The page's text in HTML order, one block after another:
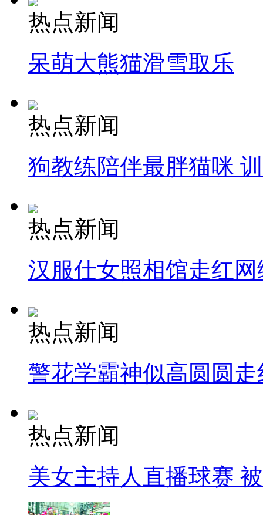
热点新闻
呆萌大熊猫滑雪取乐
热点新闻
狗教练陪伴最胖猫咪
热点新闻
汉服仕女照相馆走红网
热点新闻
警花学霸神似高圆圆走
热点新闻
美女主持人直播球赛